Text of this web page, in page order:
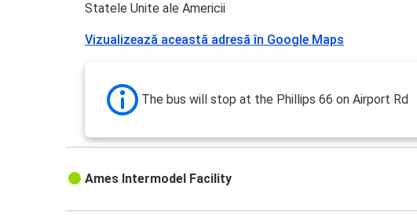
Statele Unite ale Americii
Vizualizează această adresă în Google Maps
The bus will stop at the Phillips 66 on Airport Rd
Ames Intermodel Facility